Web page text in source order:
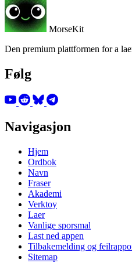
MorseKit
Den premium plattformen for a
Følg
Navigasjon
Hjem
Ordbok
Navn
Fraser
Akademi
Verktoy
Laer
Vanlige sporsmal
Last ned appen
Tilbakemelding og
Sitemap